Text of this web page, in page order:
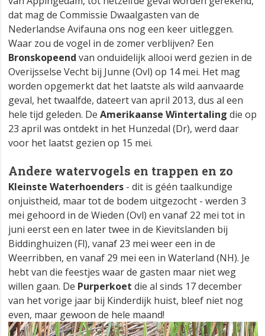
dat mag de Commissie Dwaalgasten van de
Nederlandse Avifauna ons nog een keer uitleggen.
Waar zou de vogel in de zomer verblijven? Een
Bronskopeend van onduidelijk allooi werd gezien in de
Overijsselse Vecht bij Junne (Ovl) op 14 mei. Het mag
worden opgemerkt dat het laatste als wild aanvaarde
geval, het twaalfde, dateert van april 2013, dus al een
hele tijd geleden. De Amerikaanse Wintertaling die op
23 april was ontdekt in het Hunzedal (Dr), werd daar
voor het laatst gezien op 15 mei.
Andere watervogels en trappen en zo
Kleinste Waterhoenders - dit is géén taalkundige
onjuistheid, maar tot de bodem uitgezocht - werden 3
mei gehoord in de Wieden (Ovl) en vanaf 22 mei tot in
juni eerst een en later twee in de Kievitslanden bij
Biddinghuizen (Fl), vanaf 23 mei weer een in de
Weerribben, en vanaf 29 mei een in Waterland (NH). Je
hebt van die feestjes waar de gasten maar niet weg
willen gaan. De Purperkoet die al sinds 17 december
van het vorige jaar bij Kinderdijk huist, bleef niet nog
even, maar gewoon de hele maand!